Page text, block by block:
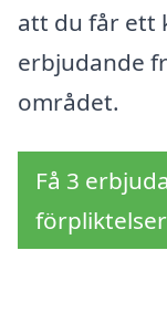
att du får ett
erbjudande
området.
Få 3
förpliktelser